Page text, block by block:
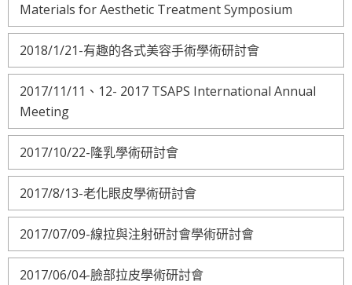
Materials for Aesthetic Treatment Symposium
2018/1/21-有趣的各式美容手術學術研討會
2017/11/11、12- 2017 TSAPS International Annual
Meeting
2017/10/22-隆乳學術研討會
2017/8/13-老化眼皮學術研討會
2017/07/09-線拉與注射研討會學術研討會
2017/06/04-臉部拉皮學術研討會